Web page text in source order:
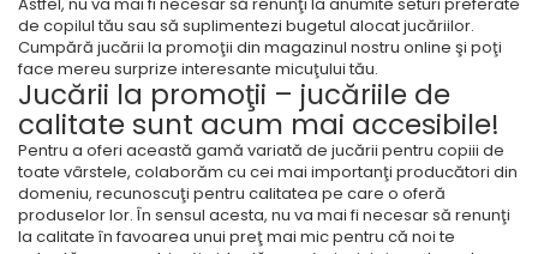
de copilul tău sau să suplimentezi bugetul alocat jucăriilor.
Cumpără jucării la promoţii din magazinul nostru online şi poţi
face mereu surprize interesante micuţului tău.
Jucării la promoţii – jucăriile de
calitate sunt acum mai accesibile!
Pentru a oferi această gamă variată de jucării pentru copiii de
toate vârstele, colaborăm cu cei mai importanţi producători din
domeniu, recunoscuţi pentru calitatea pe care o oferă
produselor lor. În sensul acesta, nu va mai fi necesar să renunţi
la calitate în favoarea unui preţ mai mic pentru că noi te